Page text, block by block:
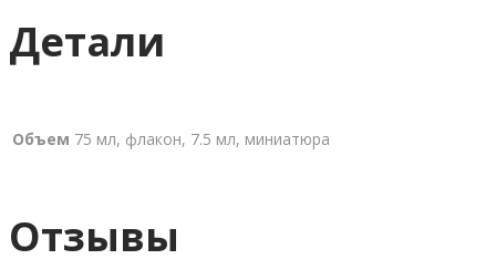
Детали
Объем 75 мл, флакон, 7.5 мл, миниатюра
Отзывы